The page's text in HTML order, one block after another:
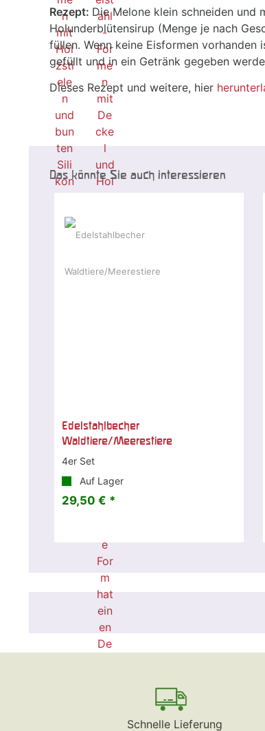
Rezept: Die Melone klein schneiden und
Holunderblütensirup (Menge je nach
füllen. Wenn keine Eisformen
gefüllt und in ein Getränk gegeben
Dieses Rezept und weitere, hier
Das könnte Sie auch interessieren
Edelstahlbecher
Waldtiere/Meerestiere
4er Set
Auf Lager
29,50 € *
Schnelle Lieferung